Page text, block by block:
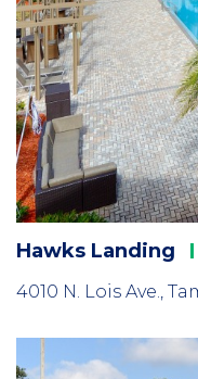
Hawks Landing
4010 N. Lois Ave.,
Column